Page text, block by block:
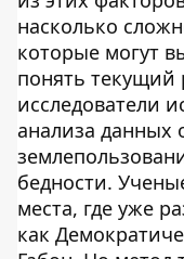
насколько
которые могут
понять
исследователи
анализа данных
бедности.
места, где уже
как